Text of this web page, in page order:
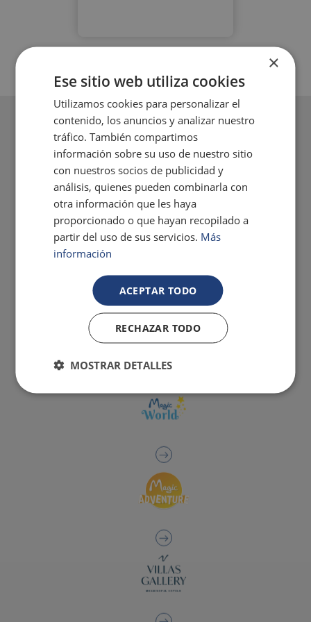
×
Ese sitio web utiliza cookies
Utilizamos cookies para personalizar el
contenido, los anuncios y analizar nuestro
tráfico. También compartimos
información sobre su uso de nuestro sitio
con nuestros socios de publicidad y
análisis, quienes pueden combinarla con
otra información que les haya
proporcionado o que hayan recopilado a
partir del uso de sus servicios. Más
información
ACEPTAR TODO
RECHAZAR TODO
MOSTRAR DETALLES